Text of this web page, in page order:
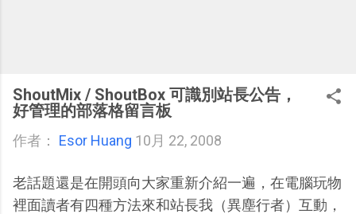
ShoutMix / ShoutBox 可識別站長公告，
好管理的部落格留言板
作者： Esor Huang 10月 22, 2008
老話題還是在開頭向大家重新介紹一遍，在電腦玩物
裡面讀者有四種方法來和站長我（異塵行者）互動，